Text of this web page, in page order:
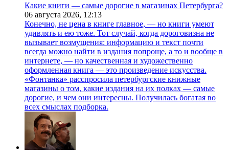
Какие книги — самые дорогие в магазинах Петербурга?
06 августа 2026, 12:13
Конечно, не цена в книге главное, — но книги умеют
удивлять и ею тоже. Тот случай, когда дороговизна не
вызывает возмущения: информацию и текст почти
всегда можно найти в издания попроще, а то и вообще в
интернете, — но качественная и художественно
оформленная книга — это произведение искусства.
«Фонтанка» расспросила петербургские книжные
магазины о том, какие издания на их полках — самые
дорогие, и чем они интересны. Получилась богатая во
всех смыслах подборка.